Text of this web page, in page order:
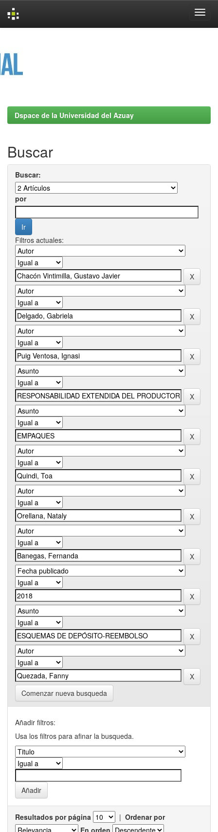
Dspace de la Universidad del Azuay
Buscar
Buscar:
por
Filtros actuales:
Comenzar nueva busqueda
Añadir filtros:
Usa los filtros para afinar la busqueda.
Resultados por página | Ordenar por
En orden